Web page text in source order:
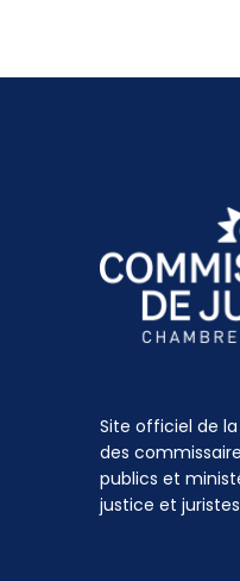
Site officiel de
des
publics et
justice et